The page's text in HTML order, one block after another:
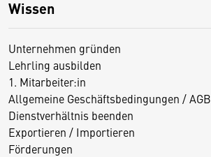
Wissen
Unternehmen gründen
Lehrling ausbilden
1. Mitarbeiter:in
Allgemeine Geschäftsbedingungen / AGB
Dienstverhältnis beenden
Exportieren / Importieren
Förderungen